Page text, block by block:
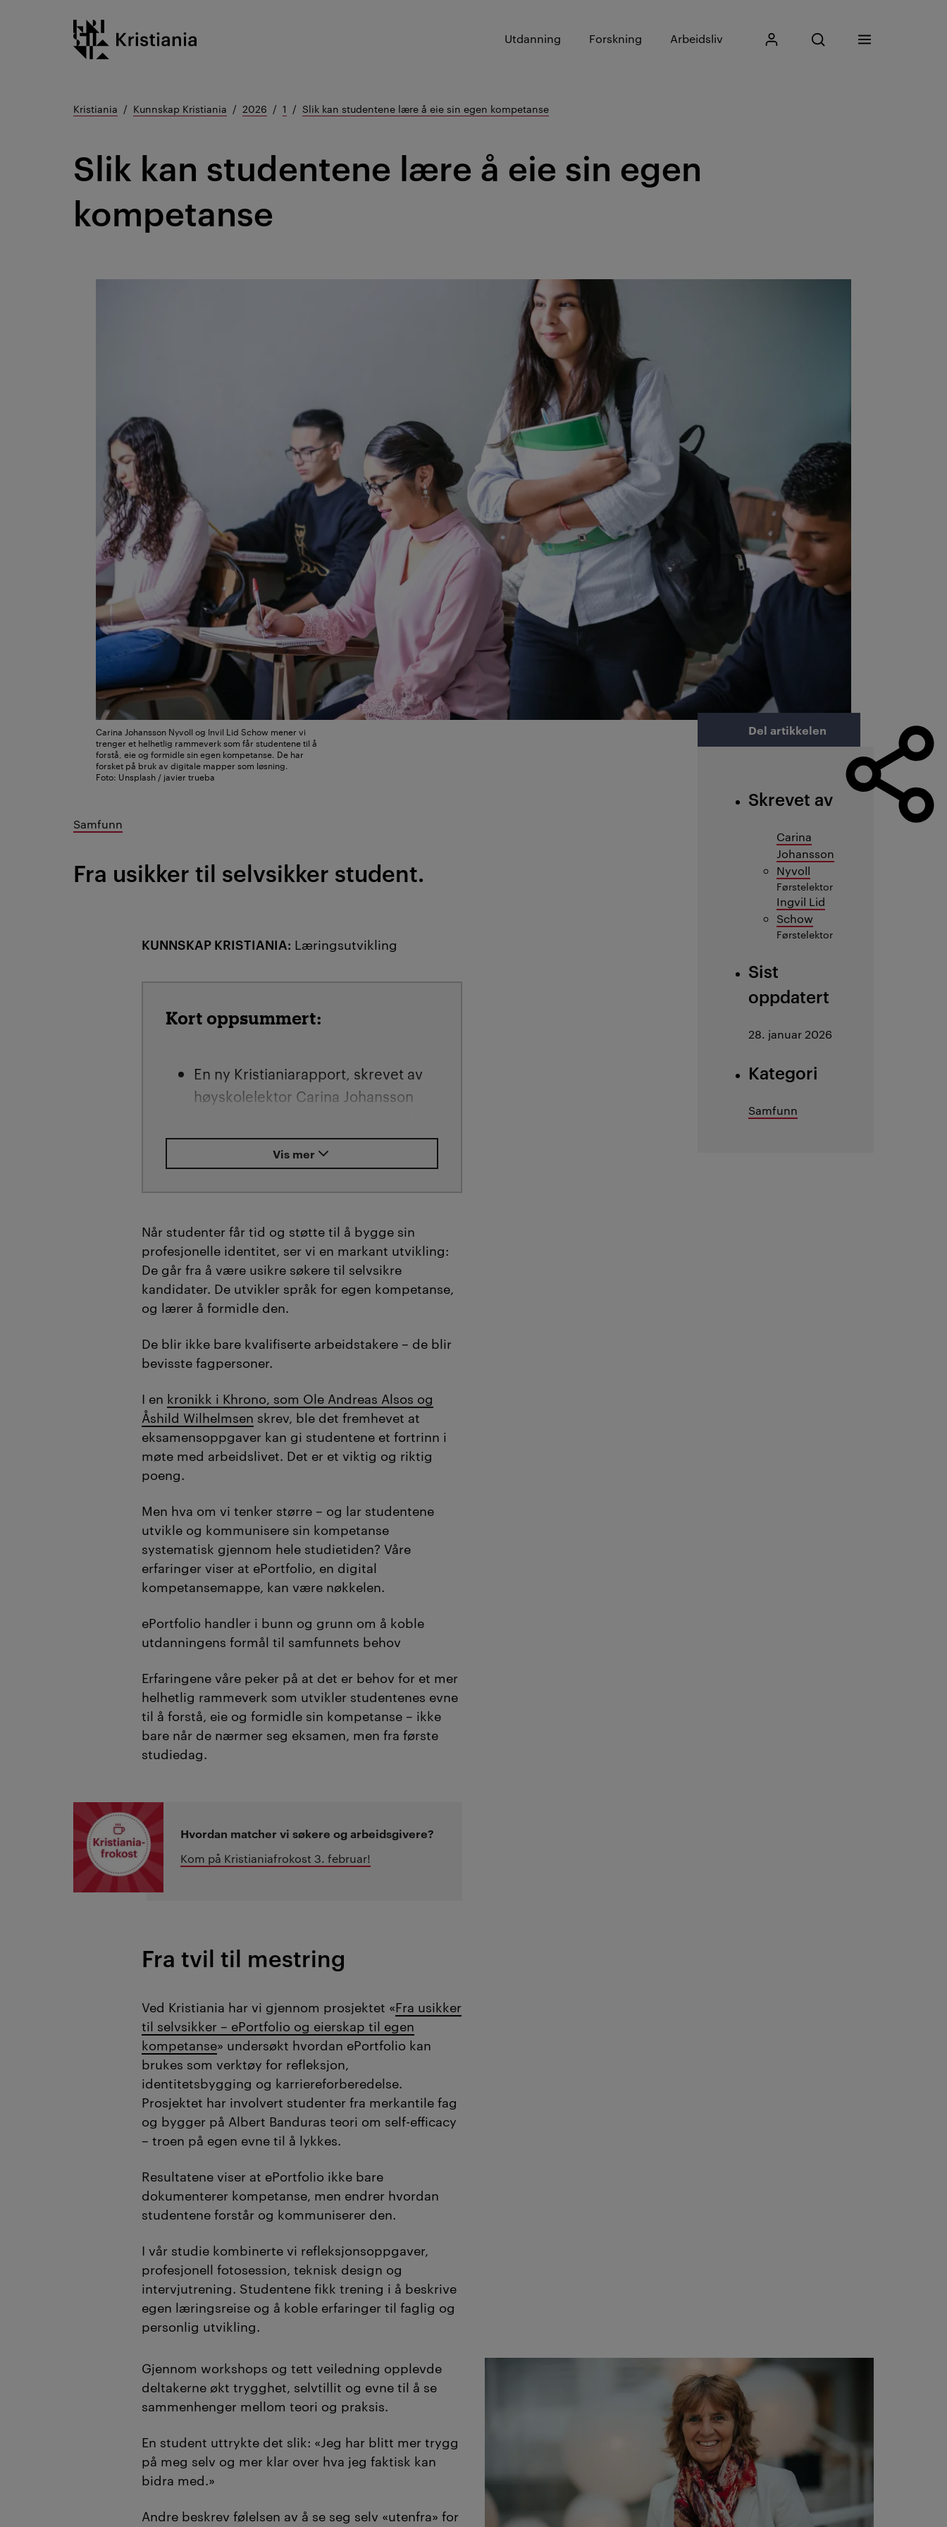
Kristiania logo
Utdanning Forskning Arbeidsliv Mitt KristianiaÅpne søk
Skriv inn søkefrase
Søk
Meny
Kristiania Kunnskap Kristiania 2026 1 Slik kan studentene lære å eie sin egen kompetanse
Slik kan studentene lære å eie sin egen
kompetanse
Carina Johansson Nyvoll og Invil Lid Schow mener vi
trenger et helhetlig rammeverk som får studentene til å
forstå, eie og formidle sin egen kompetanse. De har
forsket på bruk av digitale mapper som løsning.
Foto: Unsplash / javier trueba
Del artikkelen
Skrevet av
Carina
Johansson
Nyvoll
Førstelektor
Ingvil Lid
Schow
Førstelektor
Sist
oppdatert
28. januar 2026
Kategori
Samfunn
Samfunn
Fra usikker til selvsikker student.
KUNNSKAP KRISTIANIA: Læringsutvikling
Kort oppsummert:
En ny Kristianiarapport, skrevet av
høyskolelektor Carina Johansson
Show, viser hvordan bruk av digitale
kompetansemapper i
kompetanse.
Gjennom prosjektet med ePortfolio
ved Kristiania har studentene gått
gjennom en prosess som ga økt
tydeligere profesjonelt språk.
Prosessen gjør at studenter får tid,
støtte og refleksjonsverktøy som
ikke bare gjør dem til jobbsøkere,
men også til selvsikre fagpersoner
klare for arbeidslivet.
kvalitetssikret av redaksjonen ).
Vis mer
Når studenter får tid og støtte til å bygge sin
profesjonelle identitet, ser vi en markant utvikling:
De går fra å være usikre søkere til selvsikre
kandidater. De utvikler språk for egen kompetanse,
og lærer å formidle den.
De blir ikke bare kvalifiserte arbeidstakere – de blir
bevisste fagpersoner.
I en kronikk i Khrono, som Ole Andreas Alsos og
Åshild Wilhelmsen skrev, ble det fremhevet at
eksamensoppgaver kan gi studentene et fortrinn i
møte med arbeidslivet. Det er et viktig og riktig
poeng.
Men hva om vi tenker større – og lar studentene
utvikle og kommunisere sin kompetanse
systematisk gjennom hele studietiden? Våre
erfaringer viser at ePortfolio, en digital
kompetansemappe, kan være nøkkelen.
ePortfolio handler i bunn og grunn om å koble
utdanningens formål til samfunnets behov
Erfaringene våre peker på at det er behov for et mer
helhetlig rammeverk som utvikler studentenes evne
til å forstå, eie og formidle sin kompetanse – ikke
bare når de nærmer seg eksamen, men fra første
studiedag.
Hvordan matcher vi søkere og arbeidsgivere?
Kom på Kristianiafrokost 3. februar!
Fra tvil til mestring
Ved Kristiania har vi gjennom prosjektet «Fra usikker
til selvsikker – ePortfolio og eierskap til egen
kompetanse» undersøkt hvordan ePortfolio kan
brukes som verktøy for refleksjon,
identitetsbygging og karriereforberedelse.
Prosjektet har involvert studenter fra merkantile fag
og bygger på Albert Banduras teori om self-efficacy
– troen på egen evne til å lykkes.
Resultatene viser at ePortfolio ikke bare
dokumenterer kompetanse, men endrer hvordan
studentene forstår og kommuniserer den.
I vår studie kombinerte vi refleksjonsoppgaver,
profesjonell fotosession, teknisk design og
intervjutrening. Studentene fikk trening i å beskrive
egen læringsreise og å koble erfaringer til faglig og
personlig utvikling.
Gjennom workshops og tett veiledning opplevde
deltakerne økt trygghet, selvtillit og evne til å se
sammenhenger mellom teori og praksis.
En student uttrykte det slik: «Jeg har blitt mer trygg
på meg selv og mer klar over hva jeg faktisk kan
bidra med.»
Andre beskrev følelsen av å se seg selv «utenfra» for